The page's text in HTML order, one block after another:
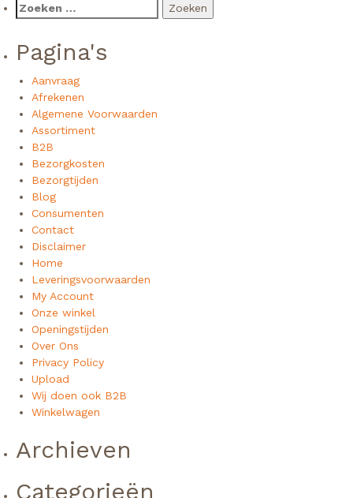
Zoeken
naar:
Pagina's
Aanvraag
Afrekenen
Algemene Voorwaarden
Assortiment
B2B
Bezorgkosten
Bezorgtijden
Blog
Consumenten
Contact
Disclaimer
Home
Leveringsvoorwaarden
My Account
Onze winkel
Openingstijden
Over Ons
Privacy Policy
Upload
Wij doen ook B2B
Winkelwagen
Archieven
Categorieën